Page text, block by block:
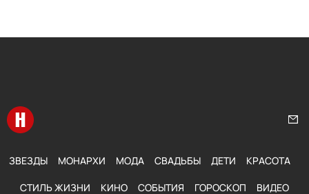
Перейти на главную
ЗВЕЗДЫ МОНАРХИ МОДА СВАДЬБЫ ДЕТИ КРАСОТА
СТИЛЬ ЖИЗНИ КИНО СОБЫТИЯ ГОРОСКОП ВИДЕО